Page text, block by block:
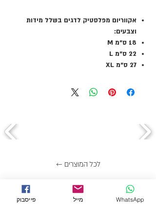
אקווריום מפלסטיק לדגים בשלל מידות
וצבעים:
18 ס"מ M
22 ס"מ L
27 ס"מ XL
← לכל המוצרים
מידע
פייסבוק מייל WhatsApp